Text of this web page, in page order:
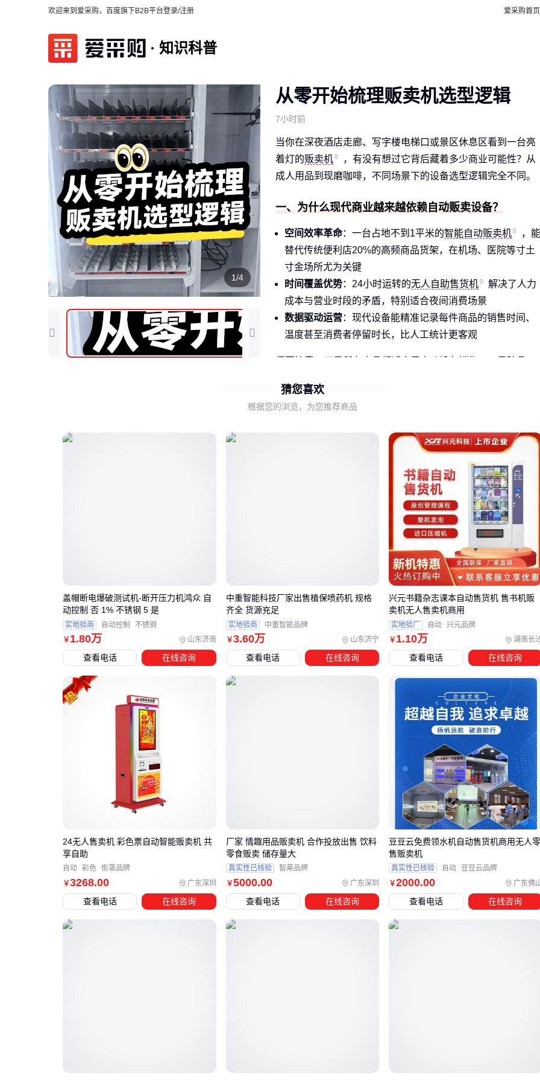
欢迎来到爱采购，百度旗下B2B平台登录/注册 爱采购首页
知识科普
1/4
从零开始梳理贩卖机选型逻辑
7小时前
当你在深夜酒店走廊、写字楼电梯口或景区休息区看到一台亮
着灯的贩卖机
，有没有想过它背后藏着多少商业可能性？从
成人用品到现磨咖啡，不同场景下的设备选型逻辑完全不同。
一、为什么现代商业越来越依赖自动贩卖设备？
空间效率革命：一台占地不到1平米的智能自动贩卖机
，能
替代传统便利店20%的高频商品货架，在机场、医院等寸土
寸金场所尤为关键
时间覆盖优势：24小时运转的无人自助售货机
解决了人力
成本与营业时段的矛盾，特别适合夜间消费场景
数据驱动运营：现代设备能精准记录每件商品的销售时间、
温度甚至消费者停留时长，比人工统计更客观
虑设备选型。
传统投币式机器和新型设备的区别，就像功能机和智能手机的
：从机械按钮到22寸触屏+动态视觉识别，操作体验
：双压缩机制冷系统能让冰淇淋保持-18℃恒温，而
普通单压缩机设备温差可能达到5℃
：支持扫码/刷脸/NFC的机器，比纯现金设备日均销
生鲜品类对设备要求最苛刻，需要同时解决称重、保鲜和防损
问题。这类场景更适合带AI视觉识别的生鲜自动售货机
能自动记录取出商品的重量变化。
⚡️ 设备的核心价值不在于"自动售卖"，而在于"比人工更好地解
三、根据你的业务场景，哪种贩卖机最合适？
咖啡贩卖机
60秒出杯，适合早
：有微波速热功能的设备能在3分钟内完成餐食复热
特殊时段需求场景（酒店/夜经济区）
隐私商品：钢制机身的 成人用品贩卖机
需要重点考虑防盗
和隐私设计
：凌晨时段卫生用品、充电器等长尾需求更突出
生鲜冷链场景（社区/商超）
：带双层防爆玻璃的冷藏设备，温度波动控制在
猜您喜欢
根据您的浏览，为您推荐商品
￥ 1.80万 山东济南
盖帽断电爆破测试机-断开压力机鸿众 自
动控制 否 1% 不锈钢 5 是
实地验商 自动控制 不锈钢
查看电话 在线咨询
￥3.60万 山东济宁
中重智能科技厂家出售植保喷药机 规格
齐全 货源充足
实地验商 中重智能品牌
查看电话 在线咨询
￥ 1.10万 湖南长
兴元书籍杂志课本自动售货机 售书机贩
卖机无人售卖机商用
实地验厂 自动 兴元品牌
查看电话 在线咨询
￥3268.00 广东深圳
24无人售卖机 彩色票自动智能贩卖机 共
享自助
自动 彩色 街罩品牌
查看电话 在线咨询
￥5000.00 广东深圳
厂家 情趣用品贩卖机 合作投放出售 饮料
零食贩卖 储存量大
真实性已核验 智莱品牌
查看电话 在线咨询
￥2000.00 广东佛
豆豆云免费领水机自动售货机商用无人零
售贩卖机
真实性已核验 自动 豆豆云品牌
查看电话 在线咨询